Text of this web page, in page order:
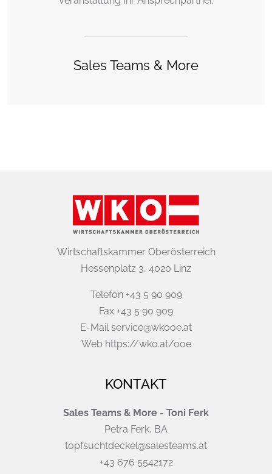
Sales Teams & More
Wirtschaftskammer Oberösterreich
Hessenplatz 3, 4020 Linz
Telefon +43 5 90 909
Fax +43 5 90 909
E-Mail service@wkooe.at
Web https://wko.at/ooe
KONTAKT
Sales Teams & More - Toni Ferk
Petra Ferk, BA
topfsuchtdeckel@salesteams.at
+43 676 5542172